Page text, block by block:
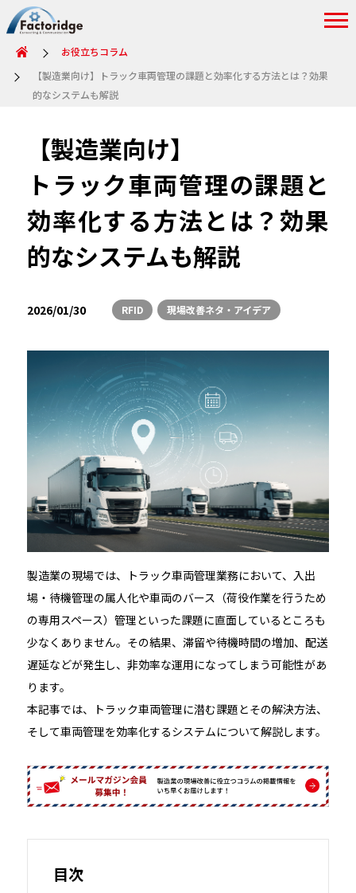
お役立ちコラム
【製造業向け】トラック車両管理の課題と効率化する方法とは？効果
的なシステムも解説
【製造業向け】
トラック車両管理の課題と
効率化する方法とは？効果
的なシステムも解説
2026/01/30 RFID 現場改善ネタ・アイデア
製造業の現場では、トラック車両管理業務において、入出
場・待機管理の属人化や車両のバース（荷役作業を行うため
の専用スペース）管理といった課題に直面しているところも
少なくありません。その結果、滞留や待機時間の増加、配送
遅延などが発生し、非効率な運用になってしまう可能性があ
ります。
本記事では、トラック車両管理に潜む課題とその解決方法、
そして車両管理を効率化するシステムについて解説します。
目次